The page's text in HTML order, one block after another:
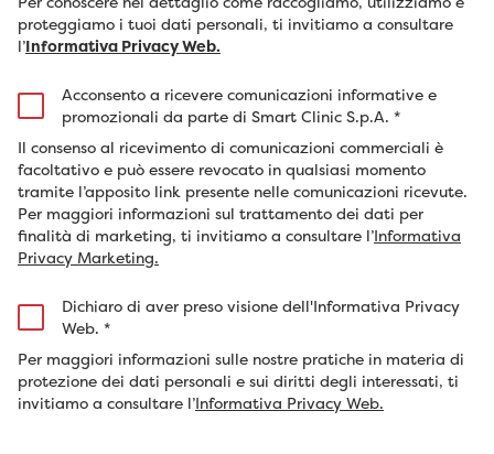
proteggiamo i tuoi dati personali, ti invitiamo a consultare
l’Informativa Privacy Web.
Acconsento a ricevere comunicazioni informative e
promozionali da parte di Smart Clinic S.p.A. *
Il consenso al ricevimento di comunicazioni commerciali è
facoltativo e può essere revocato in qualsiasi momento
tramite l’apposito link presente nelle comunicazioni ricevute.
Per maggiori informazioni sul trattamento dei dati per
finalità di marketing, ti invitiamo a consultare l’Informativa
Privacy Marketing.
Dichiaro di aver preso visione dell'Informativa Privacy
Web. *
Per maggiori informazioni sulle nostre pratiche in materia di
protezione dei dati personali e sui diritti degli interessati, ti
invitiamo a consultare l’Informativa Privacy Web.